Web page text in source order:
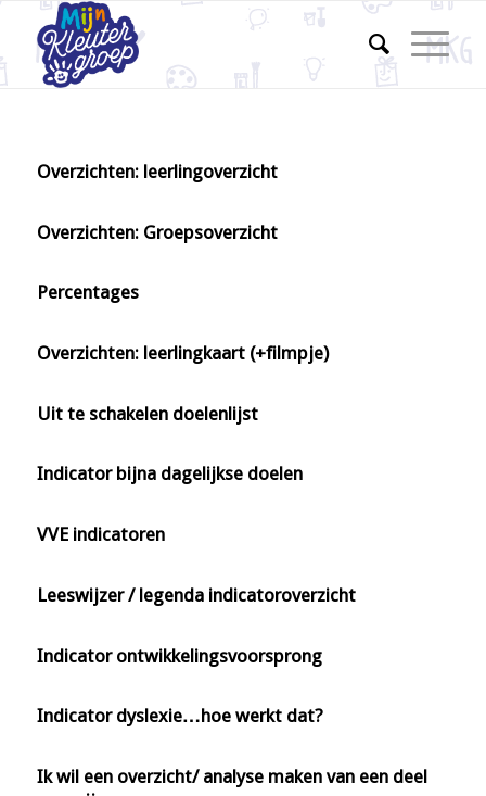
Overzichten: leerlingoverzicht
Overzichten: Groepsoverzicht
Percentages
Overzichten: leerlingkaart (+filmpje)
Uit te schakelen doelenlijst
Indicator bijna dagelijkse doelen
VVE indicatoren
Leeswijzer / legenda indicatoroverzicht
Indicator ontwikkelingsvoorsprong
Indicator dyslexie…hoe werkt dat?
Ik wil een overzicht/ analyse maken van een deel